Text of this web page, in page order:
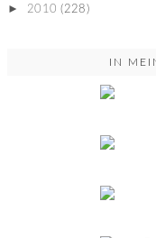
► 2010 (228)
IN